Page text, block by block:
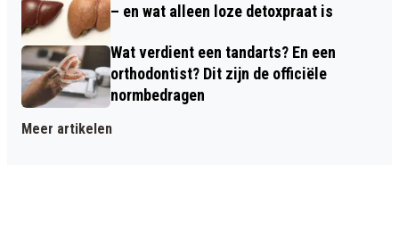
– en wat alleen loze detoxpraat is
Wat verdient een tandarts? En een
orthodontist? Dit zijn de officiële
normbedragen
Meer artikelen